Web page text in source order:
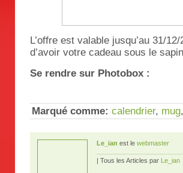
L’offre est valable jusqu’au 31/
d’avoir votre cadeau sous le
Se rendre sur Photobox :
Marqué comme: calendrier, mug,
Le_ian est le webmaster
| Tous les Articles par Le_ian